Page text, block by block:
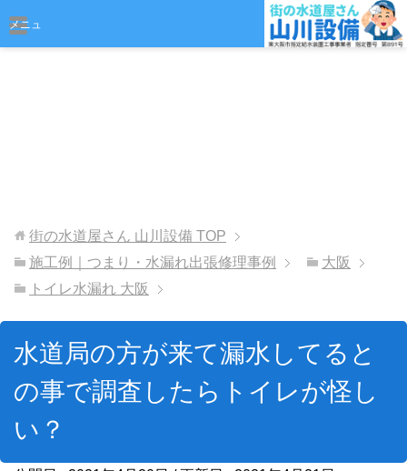
メニュ
街の水道屋さん 山川設備 TOP
施工例｜つまり・水漏れ出張修理事例
大阪
トイレ水漏れ 大阪
水道局の方が来て漏水してると
の事で調査したらトイレが怪し
い？